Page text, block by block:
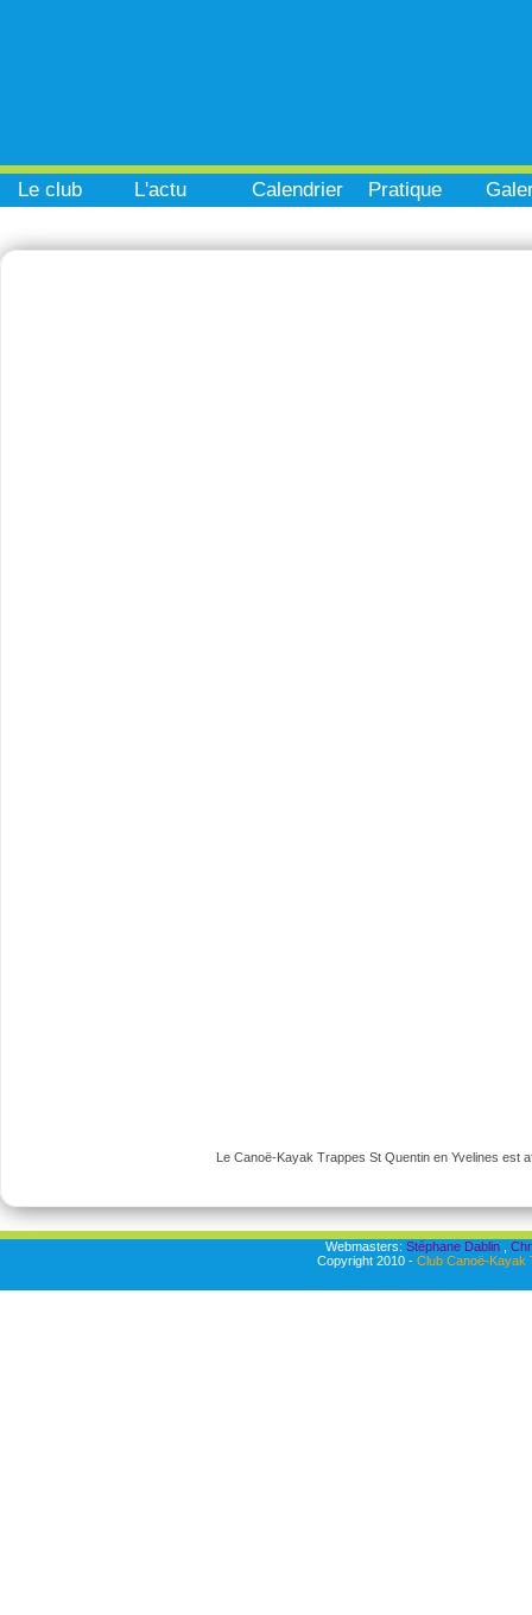
Le club L'actu Calendrier Pratique
Le Canoë-Kayak Trappes St Quentin en Yvelines est
Webmasters: Stéphane Dablin,
Copyright 2010 - Club Canoë-Kayak